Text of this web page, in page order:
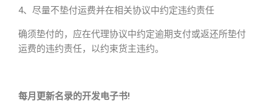
4、尽量不垫付运费并在相关协议中约定违约责任
确须垫付的，应在代理协议中约定逾期支付或返还所垫付
运费的违约责任，以约束货主违约。
每月更新名录的开发电子书!